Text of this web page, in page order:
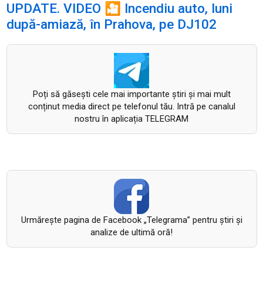
UPDATE. VIDEO 🎦 Incendiu auto, luni
după-amiază, în Prahova, pe DJ102
Poți să găsești cele mai importante știri și mai mult
conținut media direct pe telefonul tău. Intră pe canalul
nostru în aplicația TELEGRAM
Urmăreşte pagina de Facebook „Telegrama” pentru ştiri şi
analize de ultimă oră!